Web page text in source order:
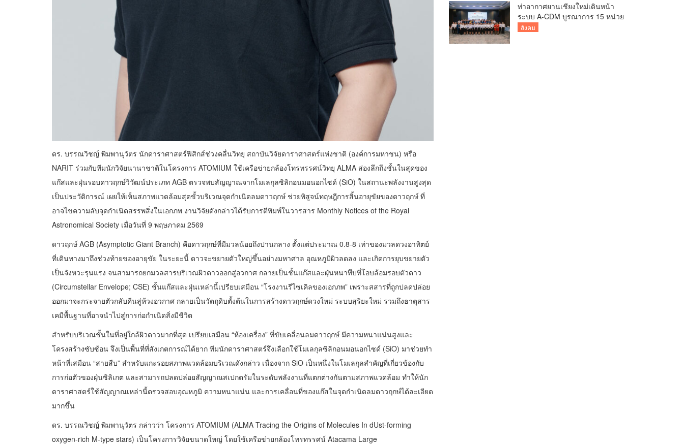
ดร. บรรณวิชญ์ พิมพานุวัตร นักดาราศาสตร์ฟิสิกส์ช่วงคลื่นวิทยุ สถาบันวิจัยดาราศาสตร์แห่งชาติ (องค์การมหาชน) หรือ
NARIT ร่วมกับทีมนักวิจัยนานาชาติในโครงการ ATOMIUM ใช้เครือข่ายกล้องโทรทรรศน์วิทยุ ALMA ส่องลึกถึงชั้นในสุดของ
แก๊สและฝุ่นรอบดาวฤกษ์วิวัฒน์ประเภท AGB ตรวจพบสัญญาณจากโมเลกุลซิลิกอนมอนอกไซด์ (SiO) ในสถานะพลังงานสูงสุด
เป็นประวัติการณ์ เผยให้เห็นสภาพแวดล้อมสุดขั้วบริเวณจุดกำเนิดลมดาวฤกษ์ ช่วยพิสูจน์ทฤษฎีการสิ้นอายุขัยของดาวฤกษ์ ที่
อาจไขความลับจุดกำเนิดสรรพสิ่งในเอกภพ งานวิจัยดังกล่าวได้รับการตีพิมพ์ในวารสาร Monthly Notices of the Royal
Astronomical Society เมื่อวันที่ 9 พฤษภาคม 2569
ดาวฤกษ์ AGB (Asymptotic Giant Branch) คือดาวฤกษ์ที่มีมวลน้อยถึงปานกลาง ตั้งแต่ประมาณ 0.8-8 เท่าของมวลดวงอาทิตย์
ที่เดินทางมาถึงช่วงท้ายของอายุขัย ในระยะนี้ ดาวจะขยายตัวใหญ่ขึ้นอย่างมหาศาล อุณหภูมิผิวลดลง และเกิดการยุบขยายตัว
เป็นจังหวะรุนแรง จนสามารถยกมวลสารบริเวณผิวดาวออกสู่อวกาศ กลายเป็นชั้นแก๊สและฝุ่นหนาทึบที่โอบล้อมรอบตัวดาว
(Circumstellar Envelope; CSE) ชั้นแก๊สและฝุ่นเหล่านี้เปรียบเสมือน “โรงงานรีไซเคิลของเอกภพ” เพราะสสารที่ถูกปลดปล่อย
ออกมาจะกระจายตัวกลับคืนสู่ห้วงอวกาศ กลายเป็นวัตถุดิบตั้งต้นในการสร้างดาวฤกษ์ดวงใหม่ ระบบสุริยะใหม่ รวมถึงธาตุสาร
เคมีพื้นฐานที่อาจนำไปสู่การก่อกำเนิดสิ่งมีชีวิต
สำหรับบริเวณชั้นในที่อยู่ใกล้ผิวดาวมากที่สุด เปรียบเสมือน “ห้องเครื่อง” ที่ขับเคลื่อนลมดาวฤกษ์ มีความหนาแน่นสูงและ
โครงสร้างซับซ้อน จึงเป็นพื้นที่ที่สังเกตการณ์ได้ยาก ทีมนักดาราศาสตร์จึงเลือกใช้โมเลกุลซิลิกอนมอนอกไซด์ (SiO) มาช่วยทำ
หน้าที่เสมือน “สายสืบ” สำหรับแกะรอยสภาพแวดล้อมบริเวณดังกล่าว เนื่องจาก SiO เป็นหนึ่งในโมเลกุลสำคัญที่เกี่ยวข้องกับ
การก่อตัวของฝุ่นซิลิเกต และสามารถปลดปล่อยสัญญาณสเปกตรัมในระดับพลังงานที่แตกต่างกันตามสภาพแวดล้อม ทำให้นัก
ดาราศาสตร์ใช้สัญญาณเหล่านี้ตรวจสอบอุณหภูมิ ความหนาแน่น และการเคลื่อนที่ของแก๊สในจุดกำเนิดลมดาวฤกษ์ได้ละเอียด
มากขึ้น
ดร. บรรณวิชญ์ พิมพานุวัตร กล่าวว่า โครงการ ATOMIUM (ALMA Tracing the Origins of Molecules In dUst-forming
oxygen-rich M-type stars) เป็นโครงการวิจัยขนาดใหญ่ โดยใช้เครือข่ายกล้องโทรทรรศน์ Atacama Large
ท่าอากาศยานเชียงใหม่เดินหน้า
ระบบ A-CDM บูรณาการ 15 หน่วย
งาน ยกระดับการบริหารเที่ยวบิน
สังคม